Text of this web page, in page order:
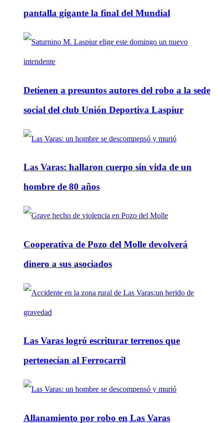
pantalla gigante la final del Mundial
Detienen a presuntos autores del robo a la sede
social del club Unión Deportiva Laspiur
Las Varas: hallaron cuerpo sin vida de un
hombre de 80 años
Cooperativa de Pozo del Molle devolverá
dinero a sus asociados
Las Varas logró escriturar terrenos que
pertenecían al Ferrocarril
Allanamiento por robo en Las Varas